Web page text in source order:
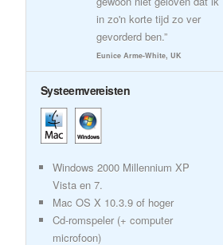
in zo'n korte tijd zo ver
gevorderd ben.”
Eunice Arme-White, UK
Systeemvereisten
Windows 2000 Millennium XP
Vista en 7.
Mac OS X 10.3.9 of hoger
Cd-romspeler (+ computer
microfoon)